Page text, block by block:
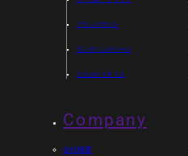
ブランドサイト
ランディングページ
リクルートサイト
Company
会社概要